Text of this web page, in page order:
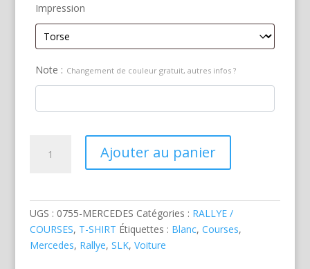
Impression
Note : Changement de couleur gratuit, autres infos ?
Ajouter au panier
UGS : 0755-MERCEDES Catégories : RALLYE /
COURSES, T-SHIRT Étiquettes : Blanc, Courses,
Mercedes, Rallye, SLK, Voiture